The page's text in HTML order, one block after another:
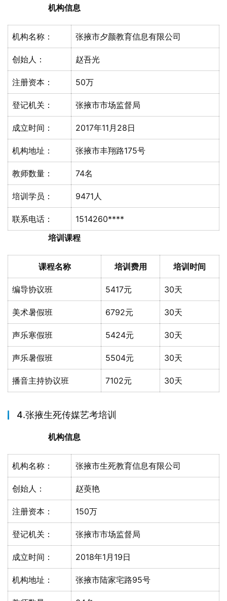
机构信息
机构名称： 张掖市夕颜教育信息有限公司
创始人： 赵吾光
注册资本： 50万
登记机关： 张掖市市场监督局
成立时间： 2017年11月28日
机构地址： 张掖市丰翔路175号
教师数量： 74名
培训学员： 9471人
联系电话：
1514260****
培训课程
课程名称 培训费用 培训时间
编导协议班 5417元 30天
美术暑假班 6792元 30天
声乐寒假班 5424元 30天
声乐暑假班 5504元 30天
播音主持协议班 7102元 30天
4.张掖生死传媒艺考培训
机构信息
机构名称： 张掖市生死教育信息有限公司
创始人： 赵萸艳
注册资本： 150万
登记机关： 张掖市市场监督局
成立时间： 2018年1月19日
机构地址： 张掖市陆家宅路95号